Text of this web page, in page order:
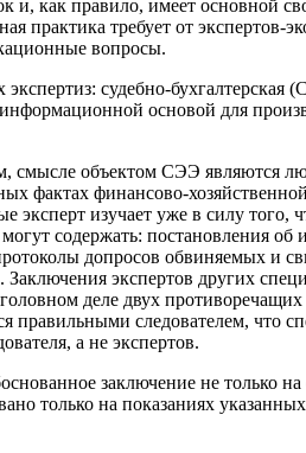
и, как правило, имеет основной
практика требует от экспертов-
вопросы.
судебно-бухгалтерская
основой для
смысле объектом СЭЭ являются
фактах финансово-
изучает уже в силу того,
содержать: постановления об
допросов обвиняемых и
экспертов других
деле двух
правильными следователем, что
а не экспертов.
заключение не только
только на показаниях